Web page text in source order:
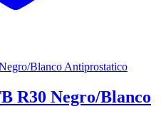
R30 Negro/Blanco